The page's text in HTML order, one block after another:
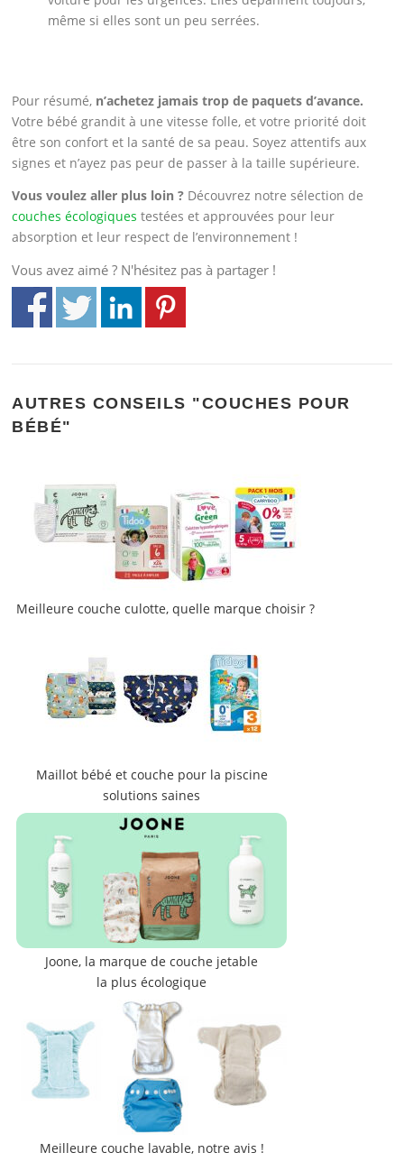
même si elles sont un peu serrées.
Pour résumé, n’achetez jamais trop de paquets d’avance.
Votre bébé grandit à une vitesse folle, et votre priorité doit
être son confort et la santé de sa peau. Soyez attentifs aux
signes et n’ayez pas peur de passer à la taille supérieure.
Vous voulez aller plus loin ? Découvrez notre sélection de
couches écologiques testées et approuvées pour leur
absorption et leur respect de l’environnement !
Vous avez aimé ? N'hésitez pas à partager !
AUTRES CONSEILS "COUCHES POUR
BÉBÉ"
Meilleure couche culotte, quelle marque choisir ?
Maillot bébé et couche pour la piscine
solutions saines
Joone, la marque de couche jetable
la plus écologique
Meilleure couche lavable, notre avis !